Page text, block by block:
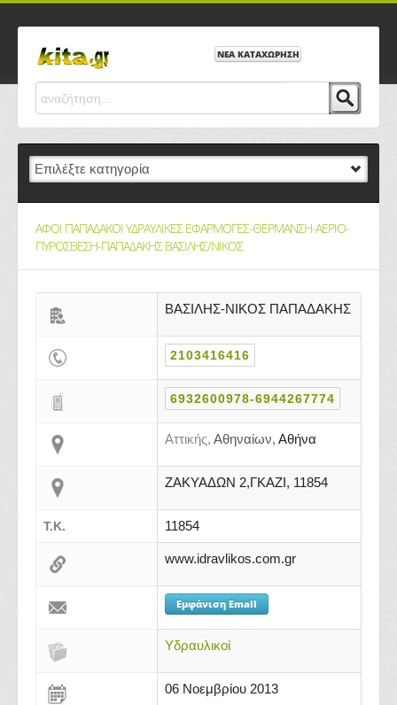
ΝΕΑ ΚΑΤΑΧΩΡΗΣΗ
ΑΦΟΙ ΠΑΠΑΔΑΚΟΙ ΥΔΡΑΥΛΙΚΕΣ ΕΦΑΡΜΟΓΕΣ-ΘΕΡΜΑΝΣΗ-ΑΕΡΙΟ-
ΠΥΡΟΣΒΕΣΗ-ΠΑΠΑΔΑΚΗΣ ΒΑΣΙΛΗΣ/ΝΙΚΟΣ
ΒΑΣΙΛΗΣ-ΝΙΚΟΣ ΠΑΠΑΔΑΚΗΣ
2103416416
6932600978-6944267774
Αττικής, Αθηναίων, Αθήνα
ΖΑΚΥΑΔΩΝ 2,ΓΚΑΖΙ, 11854
Τ.Κ. 11854
www.idravlikos.com.gr
Εμφάνιση Email
Υδραυλικοί
06 Νοεμβρίου 2013